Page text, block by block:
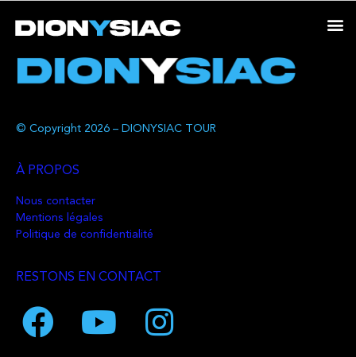
© Copyright 2026 – DIONYSIAC TOUR
À PROPOS
Nous contacter
Mentions légales
Politique de confidentialité
RESTONS EN CONTACT